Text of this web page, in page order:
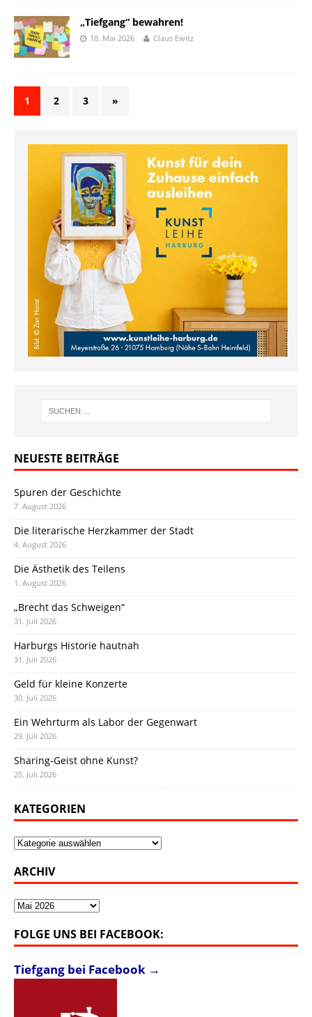
„Tiefgang“ bewahren!
18. Mai 2026 Claus Ewitz
1 2 3 »
NEUESTE BEITRÄGE
Spuren der Geschichte
7. August 2026
Die literarische Herzkammer der Stadt
4. August 2026
Die Ästhetik des Teilens
1. August 2026
„Brecht das Schweigen“
31. Juli 2026
Harburgs Historie hautnah
31. Juli 2026
Geld für kleine Konzerte
30. Juli 2026
Ein Wehrturm als Labor der Gegenwart
29. Juli 2026
Sharing-Geist ohne Kunst?
25. Juli 2026
KATEGORIEN
Kategorien
ARCHIV
Archiv
FOLGE UNS BEI FACEBOOK:
Tiefgang bei Facebook →